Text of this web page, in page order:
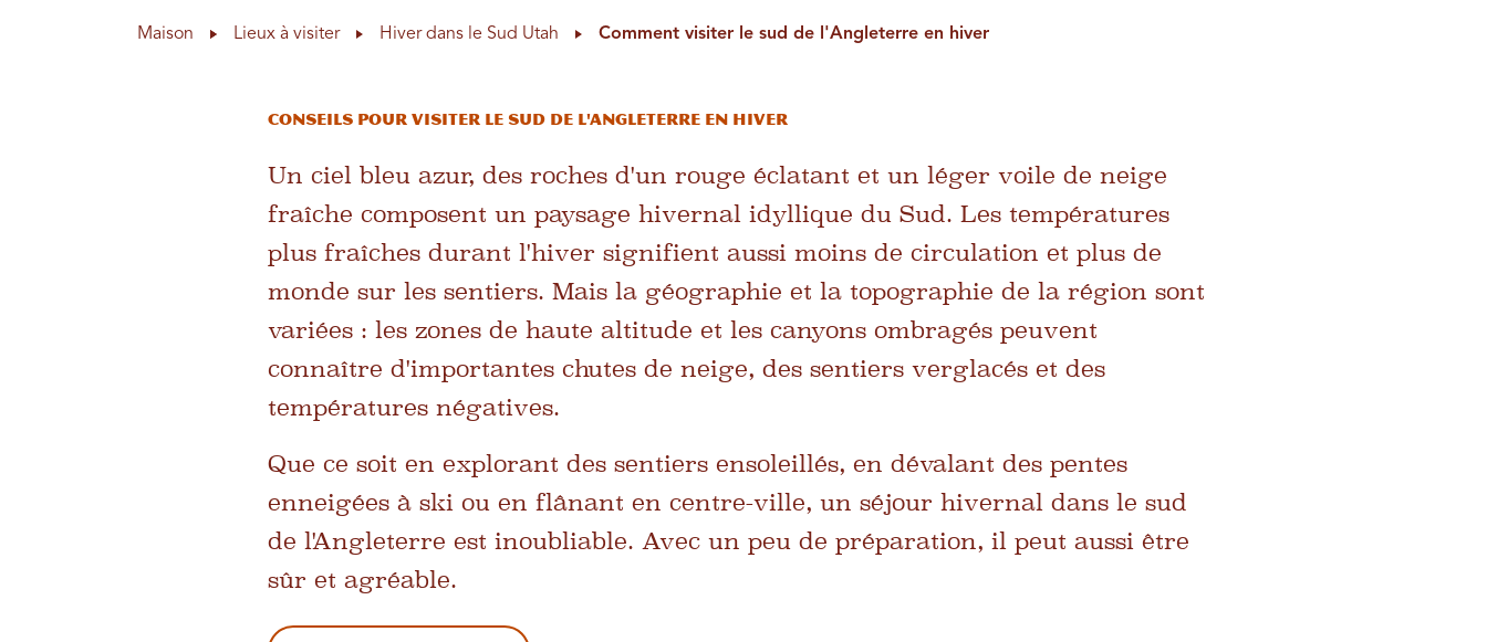
Maison Lieux à visiter Hiver dans le Sud Utah Comment visiter le sud de l'Angleterre en hiver
Conseils pour visiter le sud de l'Angleterre en hiver
Un ciel bleu azur, des roches d'un rouge éclatant et un léger voile de neige
fraîche composent un paysage hivernal idyllique du Sud. Les températures
plus fraîches durant l'hiver signifient aussi moins de circulation et plus de
monde sur les sentiers. Mais la géographie et la topographie de la région sont
variées : les zones de haute altitude et les canyons ombragés peuvent
connaître d'importantes chutes de neige, des sentiers verglacés et des
températures négatives.
Que ce soit en explorant des sentiers ensoleillés, en dévalant des pentes
enneigées à ski ou en flânant en centre-ville, un séjour hivernal dans le sud
de l'Angleterre est inoubliable. Avec un peu de préparation, il peut aussi être
sûr et agréable.